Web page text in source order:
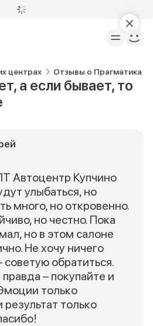
центрах Отзывы о Прагматика
а если бывает, то
Автоцентр Купчино
улыбаться, но
много, но откровенно.
но честно. Пока
но в этом салоне
Не хочу ничего
советую обратиться.
– покупайте и
только
только